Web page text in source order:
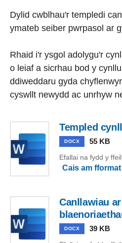
Dylid cwblhau'r templedi
ymateb seiber pwrpasol ar
Rhaid i'r ysgol adolygu'r
o leiaf a sicrhau bod y
ddiweddaru gyda
cyswllt newydd ac unrhyw
Templed
DOCX 55 KB
Efallai na fydd y
Cais am
Canllawiau
DOCX 39 KB